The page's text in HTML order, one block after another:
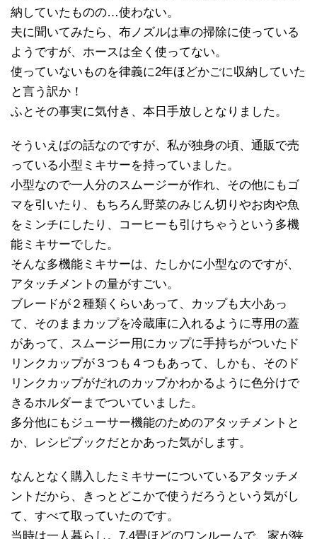
納していたものの…使わない。
夫に聞いてみたら、布ノズルは車の掃除に使っている
ようですが、ホースは全く使ってない。
使っていないものを律義に2年ほどかごに収納していた
と言う訳か！
ふとその事実に気付き、本日手放しとなりました。
そういえばの話なのですが、私が独身の頃、通販で売
っている小型ミキサーを持っていました。
小型なので一人分のスムージーが作れ、その他にもゴ
マを引いたり、もちろん野菜のみじん切りやお肉や魚
をミンチにしたり、コーヒーも引けちゃうという多機
能ミキサーでした。
そんな多機能ミキサーは、たしかに小型なのですが、
アタッチメントの量がすごい。
ブレードが２種類くらいあって、カップも大小あっ
て、そのままカップを冷蔵庫に入れるように専用の蓋
があって、スムージー用にカップに手持ちがついたド
リンクカップが３つも４つもあって、しかも、そのド
リンクカップがだれのカップかわかるように色分けで
きるホルダーまでついていました。
多分他にもジューサー機能のためのアタッチメントと
か、レシピブックだとかあった気がします。
なんとなく購入したミキサーについているアタッチメ
ントだから、きっとどこかで使うだろうという気がし
て、すべて取っていたのです。
当時は一人暮らし。7.4畳ほどのワンルームで、家が狭